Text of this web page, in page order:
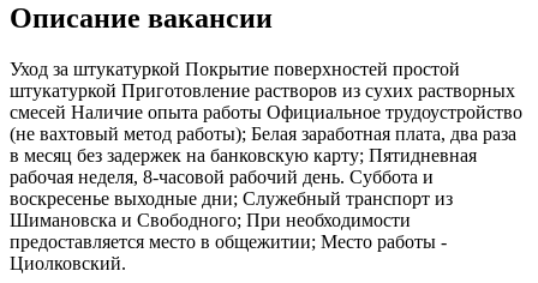
Описание вакансии
Уход за штукатуркой Покрытие поверхностей простой
штукатуркой Приготовление растворов из сухих растворных
смесей Наличие опыта работы Официальное трудоустройство
(не вахтовый метод работы); Белая заработная плата, два раза
в месяц без задержек на банковскую карту; Пятидневная
рабочая неделя, 8-часовой рабочий день. Суббота и
воскресенье выходные дни; Служебный транспорт из
Шимановска и Свободного; При необходимости
предоставляется место в общежитии; Место работы -
Циолковский.